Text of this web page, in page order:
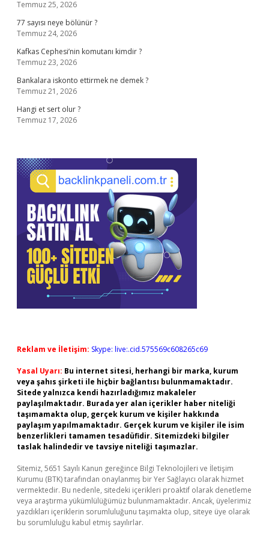
Temmuz 25, 2026
77 sayısı neye bölünür ?
Temmuz 24, 2026
Kafkas Cephesi’nin komutanı kimdir ?
Temmuz 23, 2026
Bankalara iskonto ettirmek ne demek ?
Temmuz 21, 2026
Hangi et sert olur ?
Temmuz 17, 2026
Reklam ve İletişim: Skype: live:.cid.575569c608265c69
Yasal Uyarı: Bu internet sitesi, herhangi bir marka, kurum
veya şahıs şirketi ile hiçbir bağlantısı bulunmamaktadır.
Sitede yalnızca kendi hazırladığımız makaleler
paylaşılmaktadır. Burada yer alan içerikler haber niteliği
taşımamakta olup, gerçek kurum ve kişiler hakkında
paylaşım yapılmamaktadır. Gerçek kurum ve kişiler ile isim
benzerlikleri tamamen tesadüfidir. Sitemizdeki bilgiler
taslak halindedir ve tavsiye niteliği taşımazlar.
Sitemiz, 5651 Sayılı Kanun gereğince Bilgi Teknolojileri ve İletişim
Kurumu (BTK) tarafından onaylanmış bir Yer Sağlayıcı olarak hizmet
vermektedir. Bu nedenle, sitedeki içerikleri proaktif olarak denetleme
veya araştırma yükümlülüğümüz bulunmamaktadır. Ancak, üyelerimiz
yazdıkları içeriklerin sorumluluğunu taşımakta olup, siteye üye olarak
bu sorumluluğu kabul etmiş sayılırlar.